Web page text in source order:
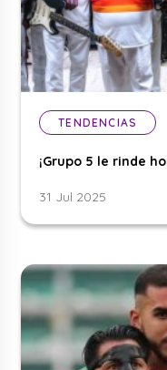
TENDENCIAS
¡Grupo 5 le rinde
31 Jul 2025